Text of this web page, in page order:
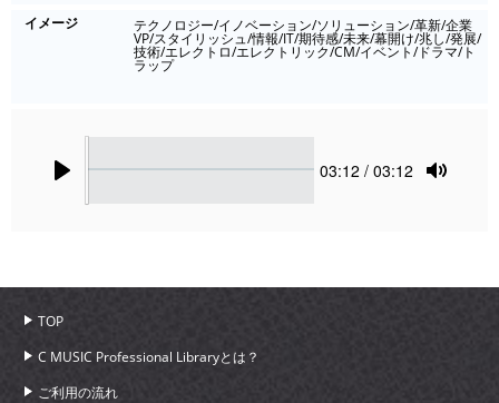
イメージ
テクノロジー/イノベーション/ソリューション/革新/企業
VP/スタイリッシュ/情報/IT/期待感/未来/幕開け/兆し/発展/
技術/エレクトロ/エレクトリック/CM/イベント/ドラマ/ト
ラップ
Current
03:12 / 03:12
TOP
C MUSIC Professional Libraryとは？
ご利用の流れ